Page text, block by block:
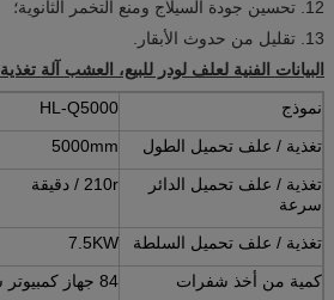
12. تحسين جودة السيلاج ومنع التخمر الثانوية؛
13. تقليل من حدوث الأبقار.
البيانات الفنية لعلف لودر للبيع، العشب آلة تغذية
نموذج
HL-Q5000
تغذية / علف تحميل الطول
5000mm
تغذية / علف تحميل الدائر
سرعة
210r / دقيقة
تغذية / علف تحميل السلطة
7.5KW
كمية من أخذ شفرات
84 جهاز كمبيوتر شخصى